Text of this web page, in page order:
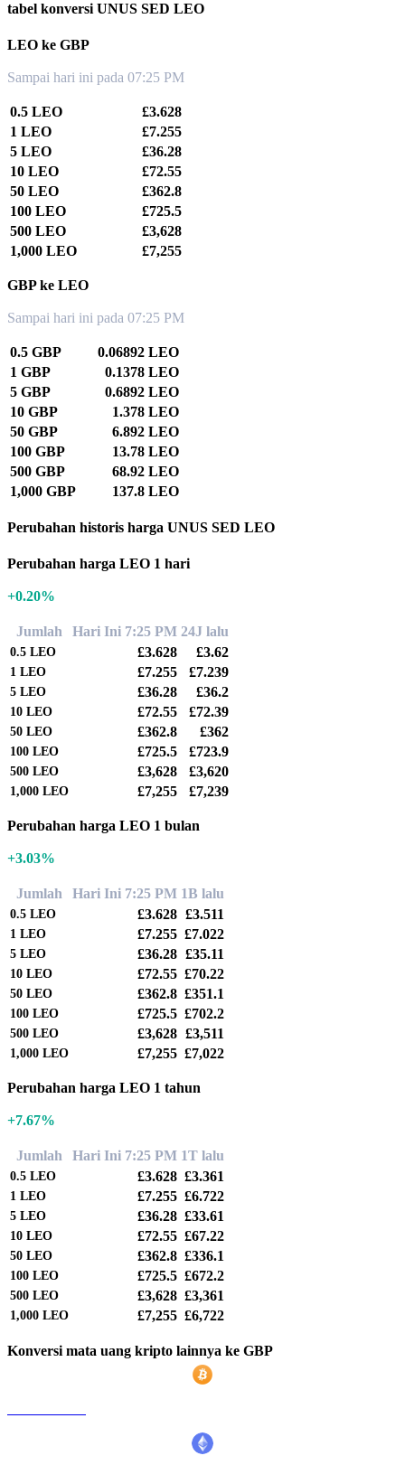
tabel konversi UNUS SED LEO
LEO ke GBP
Sampai hari ini pada 07:25 PM
0.5 LEO
£3.628
1 LEO
£7.255
5 LEO
£36.28
10 LEO
£72.55
50 LEO
£362.8
100 LEO
£725.5
500 LEO
£3,628
1,000 LEO
£7,255
GBP ke LEO
Sampai hari ini pada 07:25 PM
0.5 GBP
0.06892 LEO
1 GBP
0.1378 LEO
5 GBP
0.6892 LEO
10 GBP
1.378 LEO
50 GBP
6.892 LEO
100 GBP
13.78 LEO
500 GBP
68.92 LEO
1,000 GBP
137.8 LEO
Perubahan historis harga UNUS SED LEO
Perubahan harga LEO 1 hari
+0.20%
Jumlah Hari Ini 7:25 PM 24J lalu
0.5 LEO £3.628 £3.62
1 LEO £7.255 £7.239
5 LEO £36.28 £36.2
10 LEO £72.55 £72.39
50 LEO £362.8 £362
100 LEO £725.5 £723.9
500 LEO £3,628 £3,620
1,000 LEO £7,255 £7,239
Perubahan harga LEO 1 bulan
+3.03%
Jumlah Hari Ini 7:25 PM 1B lalu
0.5 LEO £3.628 £3.511
1 LEO £7.255 £7.022
5 LEO £36.28 £35.11
10 LEO £72.55 £70.22
50 LEO £362.8 £351.1
100 LEO £725.5 £702.2
500 LEO £3,628 £3,511
1,000 LEO £7,255 £7,022
Perubahan harga LEO 1 tahun
+7.67%
Jumlah Hari Ini 7:25 PM 1T lalu
0.5 LEO £3.628 £3.361
1 LEO £7.255 £6.722
5 LEO £36.28 £33.61
10 LEO £72.55 £67.22
50 LEO £362.8 £336.1
100 LEO £725.5 £672.2
500 LEO £3,628 £3,361
1,000 LEO £7,255 £6,722
Konversi mata uang kripto lainnya ke GBP